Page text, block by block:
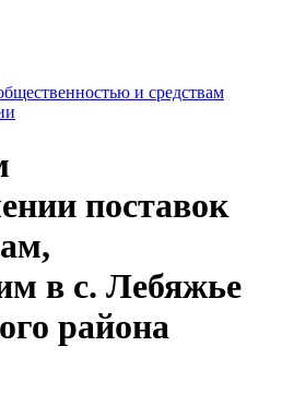
и средствам
поставок
в с. Лебяжье
района